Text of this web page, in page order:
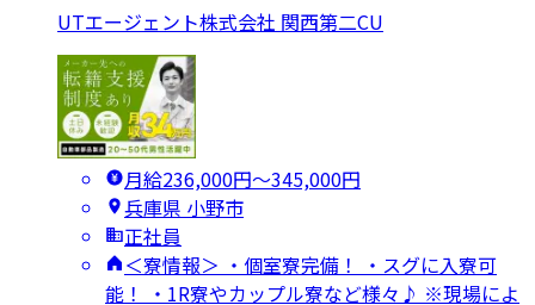
UTエージェント株式会社 関西第二CU
月給236,000円〜345,000円
兵庫県 小野市
正社員
＜寮情報＞ ・個室寮完備！ ・スグに入寮可
能！ ・1R寮やカップル寮など様々♪ ※現場によ